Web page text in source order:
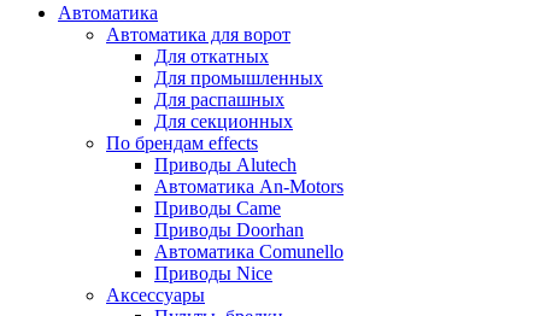
Автоматика
Автоматика для ворот
Для откатных
Для промышленных
Для распашных
Для секционных
По брендам effects
Приводы Alutech
Автоматика An-Motors
Приводы Came
Приводы Doorhan
Автоматика Comunello
Приводы Nice
Аксессуары